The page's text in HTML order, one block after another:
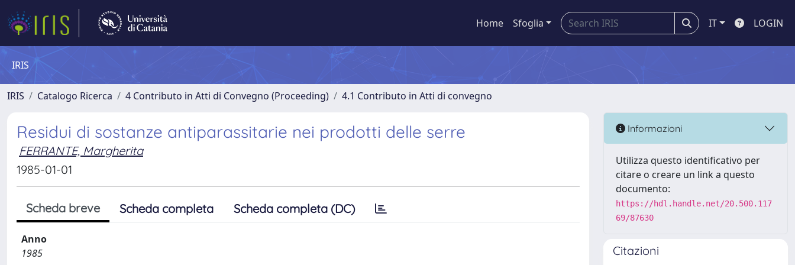
Home Sfoglia IT LOGIN
IRIS
IRIS Catalogo Ricerca 4 Contributo in Atti di Convegno (Proceeding) 4.1 Contributo in Atti di convegno
Residui di sostanze antiparassitarie nei prodotti delle serre
FERRANTE, Margherita
1985-01-01
Scheda breve Scheda completa Scheda completa (DC)
Anno
1985
Informazioni
Utilizza questo identificativo per
citare o creare un link a questo
documento:
https://hdl.handle.net/20.500.117
69/87630
Citazioni